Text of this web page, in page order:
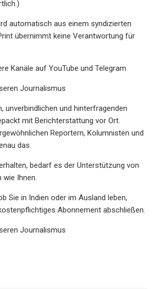
automatisch aus einem syndizierten
übernimmt keine Verantwortung für
Kanäle auf YouTube und Telegram
Journalismus
unverbindlichen und hinterfragenden
mit Berichterstattung vor Ort.
Reportern, Kolumnisten und
das.
bedarf es der Unterstützung von
wie Ihnen.
Sie in Indien oder im Ausland leben,
Abonnement abschließen.
Journalismus